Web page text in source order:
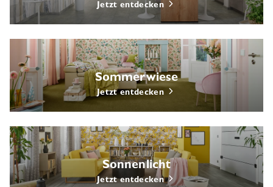
Jetzt entdecken
Sommerwiese
Jetzt entdecken
Sonnenlicht
Jetzt entdecken